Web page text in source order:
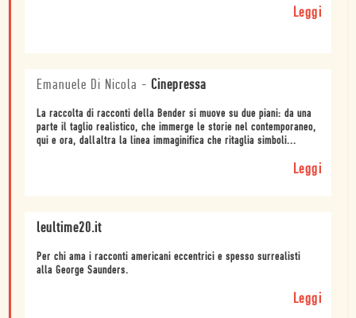
Leggi
Emanuele Di Nicola - Cinepressa
La raccolta di racconti della Bender si muove su due piani: da una
parte il taglio realistico, che immerge le storie nel contemporaneo,
qui e ora, dallaltra la linea immaginifica che ritaglia simboli...
Leggi
leultime20.it
Per chi ama i racconti americani eccentrici e spesso surrealisti
alla George Saunders.
Leggi